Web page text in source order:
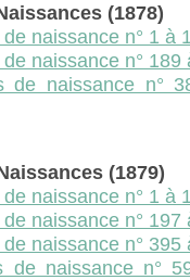
(1878)
naissance n° 1 à
naissance n°
de naissance n°
(1879)
naissance n° 1 à
naissance n°
naissance n°
de naissance n°